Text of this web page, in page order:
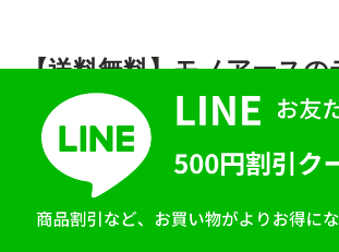
【送料無料】モノアースの
ーザー購入方法